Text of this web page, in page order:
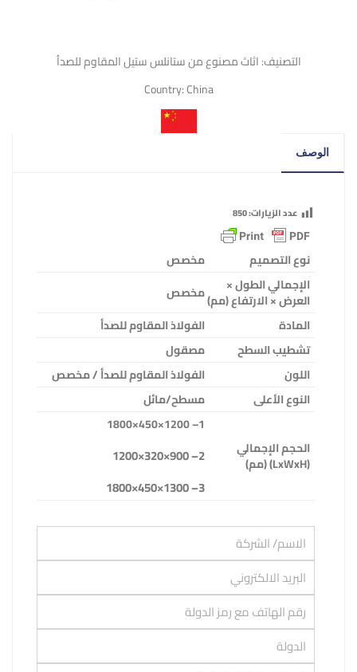
التصنيف:اثاث مصنوع من ستانلس ستيل المقاوم للصدأ
Country:China
الوصف
عدد الزيارات:850
نوع التصميم
مخصص
الإجمالي الطول ×
العرض × الارتفاع (مم)مخصص
المادة
الفولاذ المقاوم للصدأ
تشطيب السطح
مصقول
اللون
الفولاذ المقاوم للصدأ / مخصص
النوع الأعلى
مسطح/مائل
الحجم الإجمالي
(
LxWxH) (مم)
1
– 1200×450×1800
2
– 900×320×1200
3
– 1300×450×1800